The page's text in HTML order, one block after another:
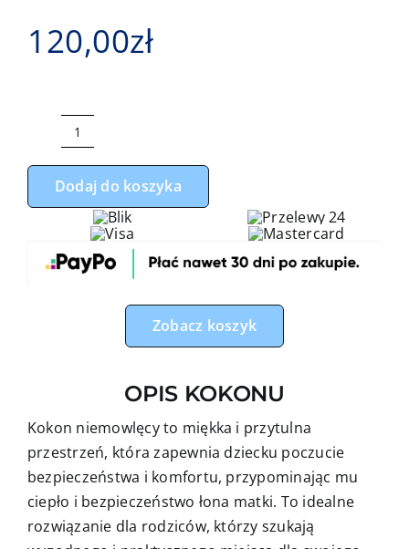
120,00zł
ilość
Kokon
niemowlęcy
miś
biały
boy
szarym
Dodaj do koszyka
Zobacz koszyk
OPIS KOKONU
Kokon niemowlęcy to miękka i przytulna
przestrzeń, która zapewnia dziecku poczucie
bezpieczeństwa i komfortu, przypominając mu
ciepło i bezpieczeństwo łona matki. To idealne
rozwiązanie dla rodziców, którzy szukają